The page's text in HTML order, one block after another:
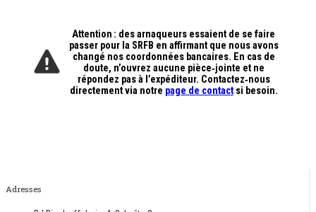
Attention : des arnaqueurs essaient de se faire
passer pour la SRFB en affirmant que nous avons
changé nos coordonnées bancaires. En cas de
doute, n’ouvrez aucune pièce‑jointe et ne
répondez pas à l’expéditeur. Contactez‑nous
directement via notre page de contactsi besoin.
Adresses